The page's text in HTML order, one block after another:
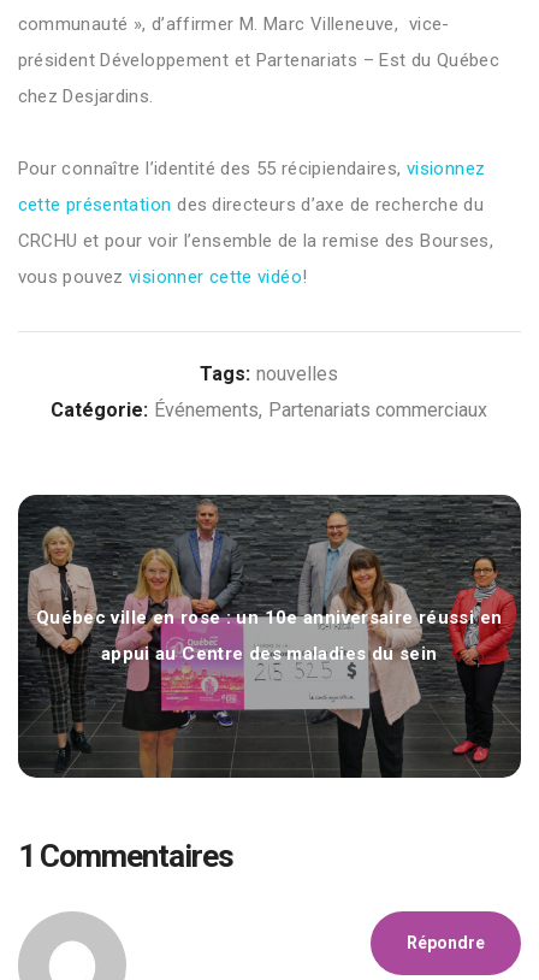
communauté », d’affirmer M. Marc Villeneuve, vice-
président Développement et Partenariats – Est du Québec
chez Desjardins.
Pour connaître l’identité des 55 récipiendaires, visionnez
cette présentation desdirecteurs d’axe de recherche du
CRCHU et pour voir l’ensemble de la remise des Bourses,
vous pouvez visionner cette vidéo!
Tags: nouvelles
Catégorie: Événements Partenariats commerciaux
Québec ville en rose : un 10e anniversaire réussi en
appui au Centre des maladies du sein
1 Commentaires
Répondre